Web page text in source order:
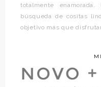
totalmente
búsqueda de cositas
objetivo más que